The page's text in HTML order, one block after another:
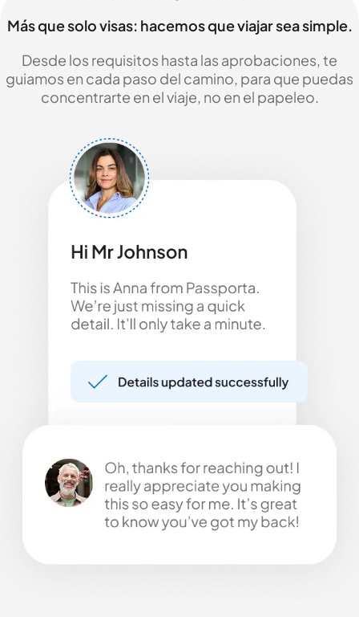
Más que solo visas: hacemos que viajar sea simple.
Desde los requisitos hasta las aprobaciones, te
guiamos en cada paso del camino, para que puedas
concentrarte en el viaje, no en el papeleo.